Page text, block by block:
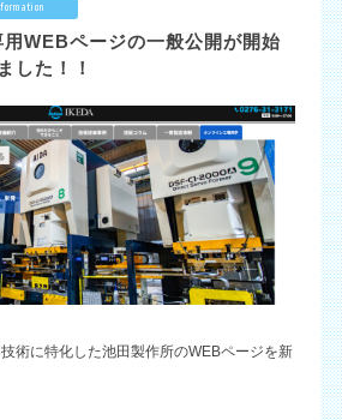
用WEBページの一般公開が開始
した！！
術に特化した池田製作所のWEBページを新